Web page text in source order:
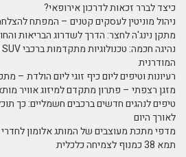
כיצד לברר זכאות לדרכון אירופאי?
ניהול מוניטין לעסקים קטנים – המפתח
מתקן נינג'ה לחצר: הדרך לשדרוג הבריאות
המודרנית
רעיונות וטיפים ליום כיף זוגי ליום הולדת –
מזגן רצפתי – פתרון מתקדם למיזוג אוויר
טיפים לנהגים חדשים ברכבים חשמליים: כך
לאורך היום
מדפי מתכת מעוצבים של המותג אלומון
תמא 38 כמנוף לצמיחה כלכלית